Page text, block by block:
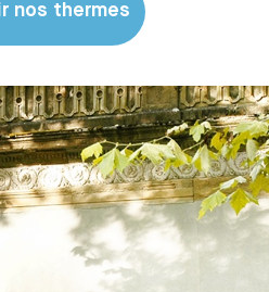
nos thermes